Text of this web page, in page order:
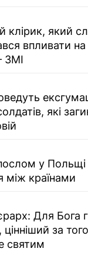
клірик, який
впливати
ЗМІ
які
у
між країнами
Для Бога
за
святим